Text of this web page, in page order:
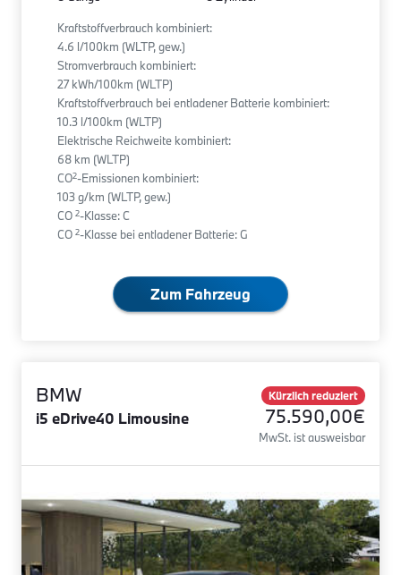
Kraftstoffverbrauch kombiniert:
4.6 l/100km (WLTP, gew.)
Stromverbrauch kombiniert:
27 kWh/100km (WLTP)
Kraftstoffverbrauch bei entladener Batterie kombiniert:
10.3 l/100km (WLTP)
Elektrische Reichweite kombiniert:
68 km (WLTP)
CO2-Emissionen kombiniert:
103 g/km (WLTP, gew.)
CO 2-Klasse: C
CO 2-Klasse bei entladener Batterie: G
Zum Fahrzeug
BMW
i5 eDrive40 Limousine
Kürzlich reduziert
75.590,00€
MwSt. ist ausweisbar